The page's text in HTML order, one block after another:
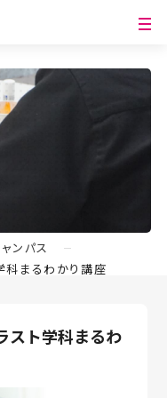
ンパス
科まるわかり講座
スト学科まるわ